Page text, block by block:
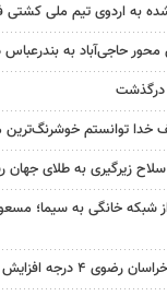
به اردوی تیم ملی کشتی
حاجی‌آباد به
خدا توانستم
زیرگیری به طلای جهان
از شبکه خانگی به سیما؛
۴ درجه افزایش می یابد